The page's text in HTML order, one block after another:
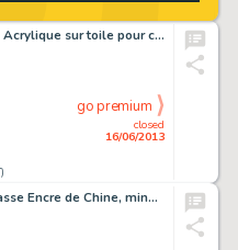
GIRAUD Le canyon Acrylique sur toile pour cette très grande peinture par
closed
16/06/2013
go premium
BILAL Partie de chasse Encre de Chine, mine de plomb et gouache de couleur